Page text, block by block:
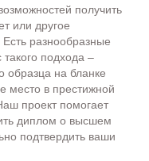
получить
или другое
разнообразные
подхода –
образца на бланке
место в престижной
проект помогает
диплом о высшем
подтвердить ваши